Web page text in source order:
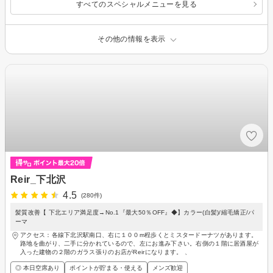
すべてのスペシャルメニューを見る
その他の情報を表示
Reir_下北沢
4.5
(280件)
髪質改善【 下北エリア満足度→No.1『最大50％OFF』◆】カラー(白髪)/縮毛矯正/パ
ーマ
アクセス：各線下北沢駅南口、右に１００m程歩くとミスタードーナツがあります。
路地を曲がり、二手に分かれているので、左にお進み下さい。右側の１階に居酒屋が
入った建物の２階のガラス張りのお店がReirになります。 、
◎ 本日空席あり ポイントが貯まる・使える メンズ歓迎